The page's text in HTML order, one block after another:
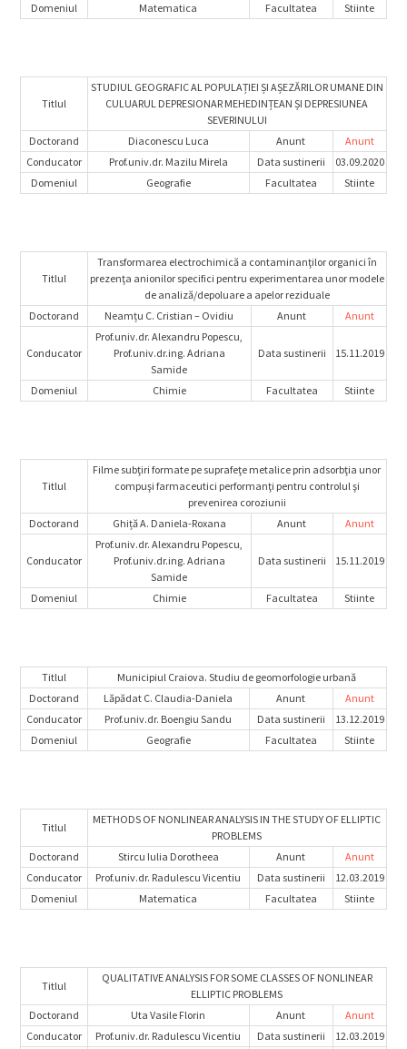
Domeniul
Matematica Facultatea Stiinte
Titlul
STUDIUL GEOGRAFIC AL POPULAȚIEI ȘI AȘEZĂRILOR UMANE DIN
CULUARUL DEPRESIONAR MEHEDINȚEAN ȘI DEPRESIUNEA
SEVERINULUI
Doctorand
Diaconescu Luca Anunt
Anunt
Conducator
Prof.univ.dr. Mazilu Mirela Data sustinerii
03.09.2020
Domeniul
Geografie Facultatea Stiinte
Titlul
Transformarea electrochimică a contaminanţilor organici în
prezenţa anionilor specifici pentru experimentarea unor modele
de analiză/depoluare a apelor reziduale
Doctorand
Neamțu C. Cristian – Ovidiu Anunt Anunt
Conducator
Prof.univ.dr. Alexandru Popescu,
Prof.univ.dr.ing. Adriana
Samide
Data sustinerii 15.11.2019
Domeniul Chimie Facultatea Stiinte
Titlul
Filme subţiri formate pe suprafeţe metalice prin adsorbţia unor
compuşi farmaceutici performanţi pentru controlul şi
prevenirea coroziunii
Doctorand
Ghiță A. Daniela-Roxana Anunt Anunt
Conducator
Prof.univ.dr. Alexandru Popescu,
Prof.univ.dr.ing. Adriana
Samide
Data sustinerii 15.11.2019
Domeniul Chimie Facultatea Stiinte
Titlul
Municipiul Craiova. Studiu de geomorfologie urbană
Doctorand
Lăpădat C. Claudia-Daniela Anunt
Anunt
Conducator
Prof.univ.dr. Boengiu Sandu Data sustinerii
13.12.2019
Domeniul
Geografie Facultatea Stiinte
Titlul
METHODS OF NONLINEAR ANALYSIS IN THE STUDY OF ELLIPTIC
PROBLEMS
Doctorand
Stircu Iulia Dorotheea Anunt
Anunt
Conducator
Prof.univ.dr. Radulescu Vicentiu Data sustinerii
12.03.2019
Domeniul
Matematica Facultatea Stiinte
Titlul
QUALITATIVE ANALYSIS FOR SOME CLASSES OF NONLINEAR
ELLIPTIC PROBLEMS
Doctorand
Uta Vasile Florin Anunt
Anunt
Conducator
Prof.univ.dr. Radulescu Vicentiu Data sustinerii
12.03.2019